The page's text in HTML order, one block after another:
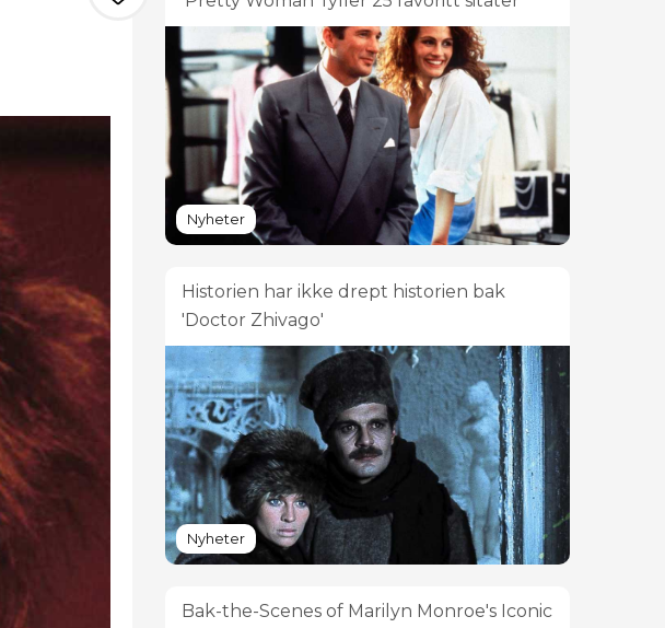
Nyheter
Historien har ikke drept historien bak
'Doctor Zhivago'
Nyheter
Bak-the-Scenes of Marilyn Monroe's Iconic